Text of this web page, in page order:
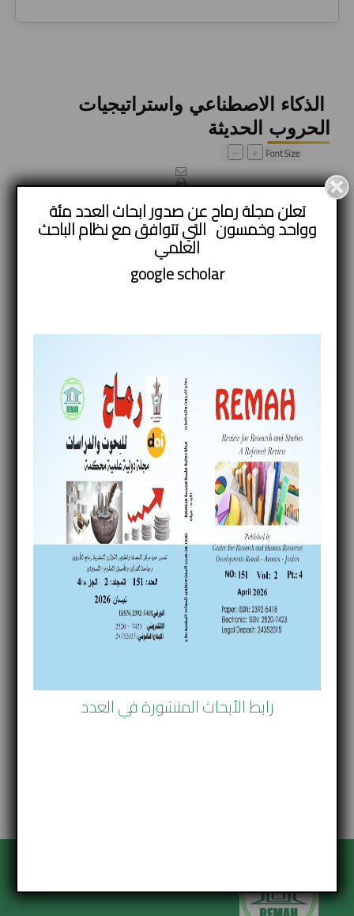
الذكاء الاصطناعي واستراتيجيات
الحروب الحديثة
Font Size
+
–
الذكاء الاصطناعي واستراتيجيات الحروب الحديثة
م.م مريم علي إبراهيم
جامعة النهرين/ كلية العلوم السياسية
الملخص
الذكاء الاصطناعي اهم المتغيرات التي طرأت على بنية النظام
الدولي وخلق تفاعلات جديدة ساهمت في اعادة تشكيل
النظام العالمي وعد من اهم محددات الصراع والتعاون في
النظام الدولي، وبرزت ادواره السياسية بشكل ملحوظ جداً من
حيث التحليل والتنبؤ بالاضافة الى الدور التشغيلي اما بالنسبة
للدور العسكري اثبت الذكاء الاصطناعي وجوده في التصنيع
العسكري من خلال الانظمة والاسلحة التي دخل بها مثل
انظمة الصوت والوجه والاسلحة الذكية مثل الروبوتات والدبابة
الروبوت وبنادق الاستشعار , وهذا بدوره انعكس على شكل
الحروب وظهرت حروب جديدة تسمى بالحروب الحديثة التي تعد
انعكاس ونتيجة طبيعية للثورة التكنولوجيا والصناعية التي
كان للذكاء الاصطناعي دوراً فيها هي الحرب الروسية-
الاوكرانية و الحرب في غزة.
تعلن مجلة رماح عن صدور ابحاث العدد مئة
وواحد وخمسون التي تتوافق مع نظام الباحث
العلمي
googlescholar
رابط الأبحاث المنشورة في العدد